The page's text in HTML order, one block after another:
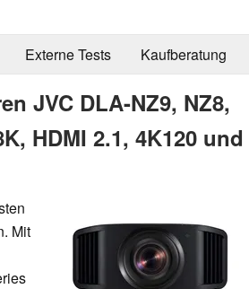
Externe Tests Kaufberatung
JVC DLA-NZ9, NZ8,
HDMI 2.1, 4K120 und
Mit